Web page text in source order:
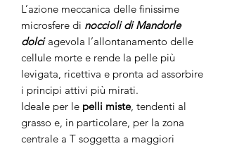
L’azione meccanica delle finissime
microsfere di noccioli di Mandorle
dolciagevola l’allontanamento delle
cellule morte e rende la pelle più
levigata, ricettiva e pronta ad assorbire
i principi attivi più mirati.
Ideale per le pelli miste, tendenti al
grasso e, in particolare, per la zona
centrale a T soggetta a maggiori